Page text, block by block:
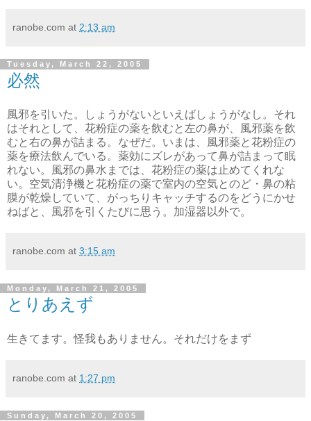
ranobe.com at 2:13 am
Tuesday, March 22, 2005
必然
風邪を引いた。しょうがないといえばしょうがなし。それ
はそれとして、花粉症の薬を飲むと左の鼻が、風邪薬を飲
むと右の鼻が詰まる。なぜだ。いまは、風邪薬と花粉症の
薬を療法飲んでいる。薬効にズレがあって鼻が詰まって眠
れない。風邪の鼻水までは、花粉症の薬は止めてくれな
い。空気清浄機と花粉症の薬で室内の空気とのど・鼻の粘
膜が乾燥していて、がっちりキャッチするのをどうにかせ
ねばと、風邪を引くたびに思う。加湿器以外で。
ranobe.com at 3:15 am
Monday, March 21, 2005
とりあえず
生きてます。怪我もありません。それだけをまず
ranobe.com at 1:27 pm
Sunday, March 20, 2005